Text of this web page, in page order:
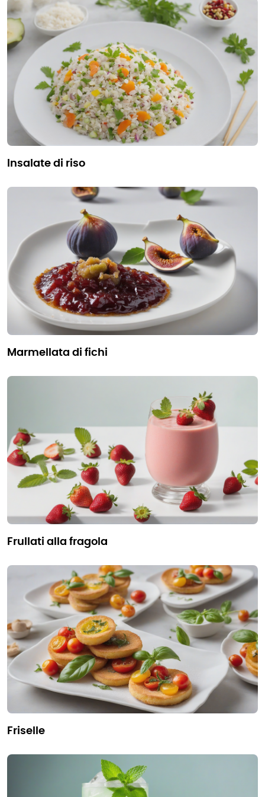
insalate di riso
marmellata di fichi
frullati alla fragola
friselle